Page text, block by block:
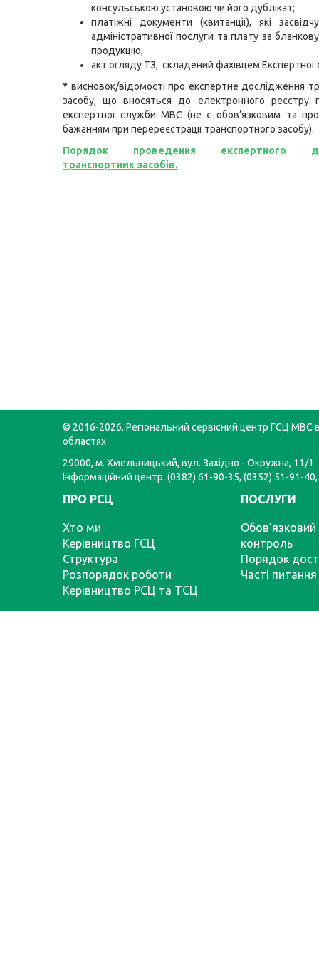
консульською установою чи його дублікат;
платіжні документи (квитанції), які
адміністративної послуги та плату за
продукцію;
акт огляду ТЗ, складений фахівцем
* висновок/відомості про експертне дослідження
засобу, що вносяться до електронного реєстру
експертної служби МВС (не є обов’язковим та
бажанням при перереєстрації транспортного засобу).
Порядок проведення експертного
транспортних засобів.
© 2016-2026. Регіональний сервісний центр ГСЦ МВС
областях
29000, м. Хмельницький, вул. Західно - Окружна, 11/1
Інформаційний центр: (0382) 61-90-35, (0352) 51-91-
ПРО РСЦ
Хто ми
Керівництво ГСЦ
Структура
Розпорядок роботи
Керівництво РСЦ та ТСЦ
ПОСЛУГИ
Обов’язковий
контроль
Порядок
Часті питання